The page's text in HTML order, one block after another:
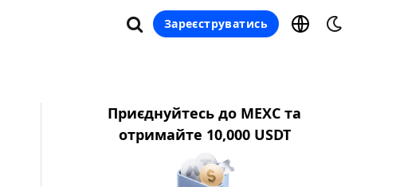
Зареєструватись
Приєднуйтесь до MEXC та
отримайте 10,000 USDT